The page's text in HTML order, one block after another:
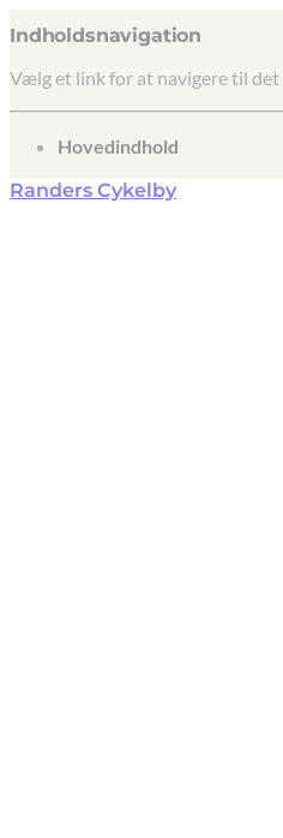
Indholdsnavigation
Vælg et link for at navigere til det
gå til
Hovedindhold
Randers Cykelby